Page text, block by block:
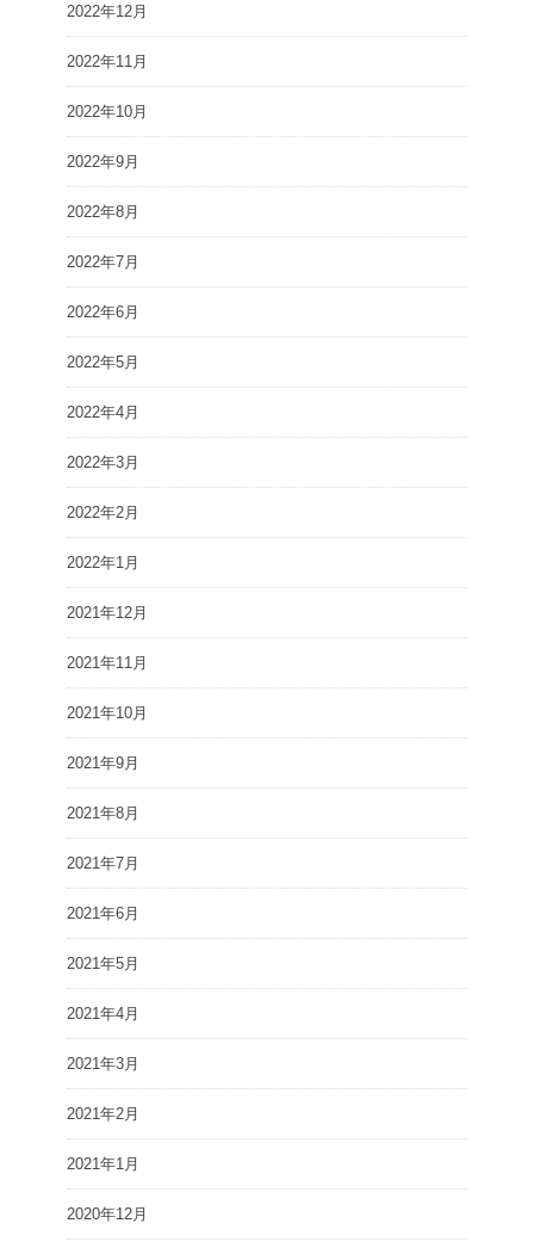
2022年12月
2022年11月
2022年10月
2022年9月
2022年8月
2022年7月
2022年6月
2022年5月
2022年4月
2022年3月
2022年2月
2022年1月
2021年12月
2021年11月
2021年10月
2021年9月
2021年8月
2021年7月
2021年6月
2021年5月
2021年4月
2021年3月
2021年2月
2021年1月
2020年12月